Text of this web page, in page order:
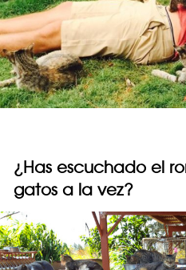
¿Has escuchado el
gatos a la vez?